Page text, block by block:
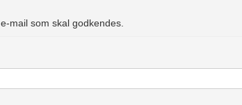
mail som skal godkendes.